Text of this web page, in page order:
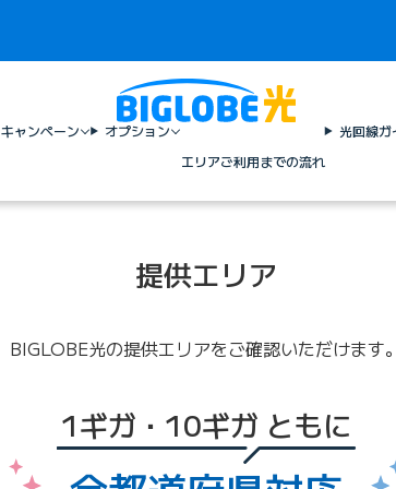
キャンペーン
オプション
エリアご利用までの流れ
光回線ガ
提供エリア
BIGLOBE光の提供エリアをご確認いただけます。
1ギガ・10ギガ ともに